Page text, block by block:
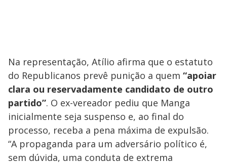
Na representação, Atílio afirma que o estatuto
do Republicanos prevê punição a quem “apoiar
clara ou reservadamente candidato de outro
partido”. O ex-vereador pediu que Manga
inicialmente seja suspenso e, ao final do
processo, receba a pena máxima de expulsão.
“A propaganda para um adversário político é,
sem dúvida, uma conduta de extrema